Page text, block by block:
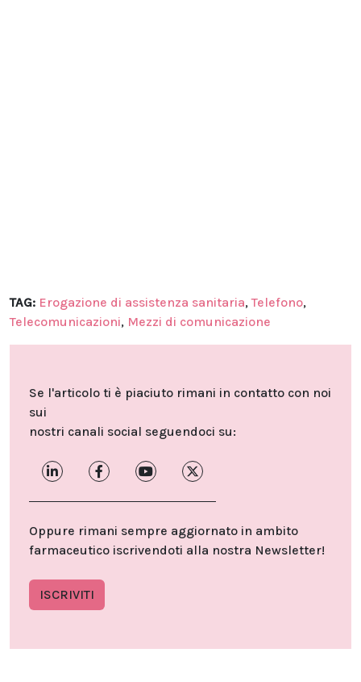
TAG: Erogazione di assistenza sanitaria,Telefono,
Telecomunicazioni, Mezzi di comunicazione
Se l'articolo ti è piaciuto rimani in contatto con noi
sui
nostri canali social seguendoci su:
Oppure rimani sempre aggiornato in ambito
farmaceutico iscrivendoti alla nostra Newsletter!
ISCRIVITI